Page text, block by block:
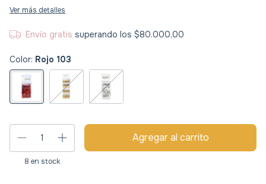
Ver más detalles
Envío gratis superando los $80.000,00
Color: Rojo 103
8 en stock